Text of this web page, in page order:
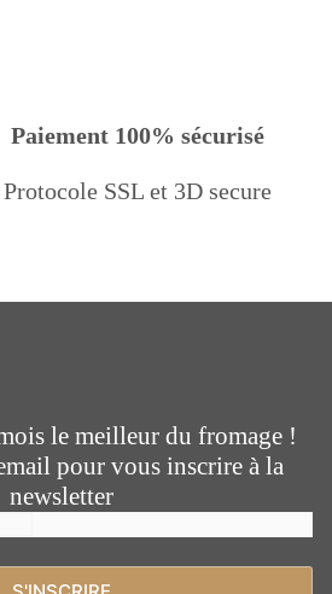
Paiement 100% sécurisé
Protocole SSL et 3D secure
le meilleur du fromage !
pour vous inscrire à la
newsletter